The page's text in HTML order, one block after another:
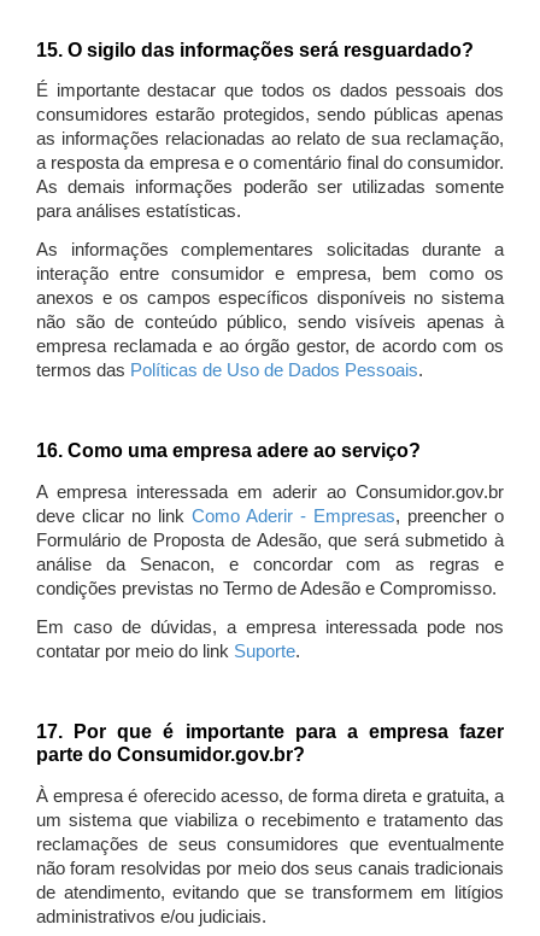
15. O sigilo das informações será resguardado?
É importante destacar que todos os dados pessoais dos
consumidores estarão protegidos, sendo públicas apenas
as informações relacionadas ao relato de sua reclamação,
a resposta da empresa e o comentário final do consumidor.
As demais informações poderão ser utilizadas somente
para análises estatísticas.
As informações complementares solicitadas durante a
interação entre consumidor e empresa, bem como os
anexos e os campos específicos disponíveis no sistema
não são de conteúdo público, sendo visíveis apenas à
empresa reclamada e ao órgão gestor, de acordo com os
termos das Políticas de Uso de Dados Pessoais.
16. Como uma empresa adere ao serviço?
A empresa interessada em aderir ao Consumidor.gov.br
deve clicar no link Como Aderir - Empresas, preencher o
Formulário de Proposta de Adesão, que será submetido à
análise da Senacon, e concordar com as regras e
condições previstas no Termo de Adesão e Compromisso.
Em caso de dúvidas, a empresa interessada pode nos
contatar por meio do link Suporte.
17. Por que é importante para a empresa fazer
parte do Consumidor.gov.br?
À empresa é oferecido acesso, de forma direta e gratuita, a
um sistema que viabiliza o recebimento e tratamento das
reclamações de seus consumidores que eventualmente
não foram resolvidas por meio dos seus canais tradicionais
de atendimento, evitando que se transformem em litígios
administrativos e/ou judiciais.